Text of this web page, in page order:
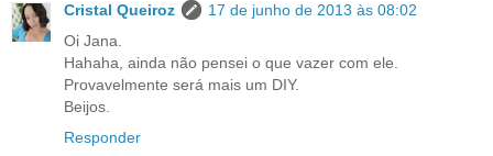
Cristal Queiroz
17 de junho de 2013 às 08:02
Oi Jana.
Hahaha, ainda não pensei o que vazer com ele.
Provavelmente será mais um DIY.
Beijos.
Responder